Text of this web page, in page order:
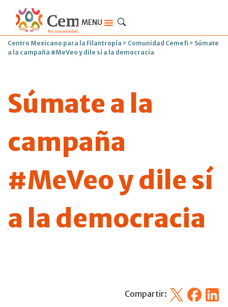
MENU
Centro Mexicano para la Filantropía > Comunidad Cemefi > Súmate
a la campaña #MeVeo y dile sí a la democracia
Súmate a la
campaña
#MeVeo y dile sí
a la democracia
Compartir: X Facebook